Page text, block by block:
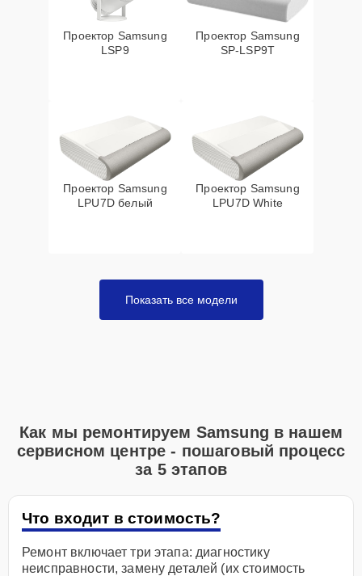
Проектор Samsung
LSP9
Проектор Samsung
SP-LSP9T
Проектор Samsung
LPU7D белый
Проектор Samsung
LPU7D White
Показать все модели
Как мы ремонтируем Samsung в нашем
сервисном центре - пошаговый процесс
за 5 этапов
Что входит в стоимость?
Ремонт включает три этапа: диагностику
неисправности, замену деталей (их стоимость